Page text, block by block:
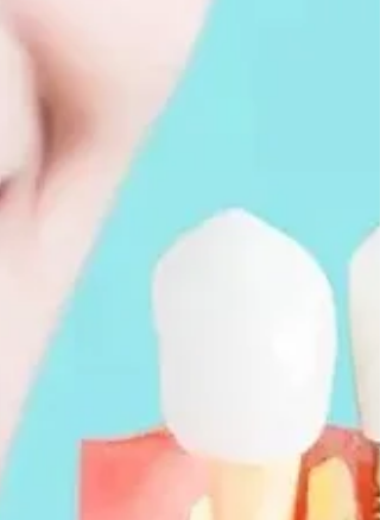
šios priežasties implantai yra organizmo
natūraliai priimami, nesukelia alerginių
reakcijų ir lengvai prigyja žandikaulio kau